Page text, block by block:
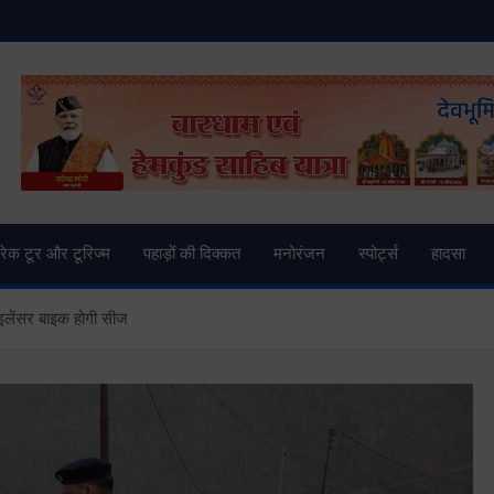
News | Uttarkashi
टूर और टूरिज्म पहाड़ों की दिक्कत मनोरंजन स्पोर्ट्स हादसा
बाइक होगी सीज